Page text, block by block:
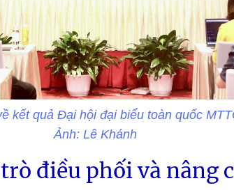
kết quả Đại hội đại biểu toàn quốc
Ảnh: Lê Khánh
điều phối và nâng